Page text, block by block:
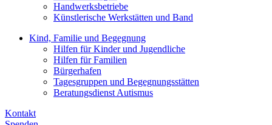
Handwerksbetriebe
Künstlerische Werkstätten und Band
Kind, Familie und Begegnung
Hilfen für Kinder und Jugendliche
Hilfen für Familien
Bürgerhafen
Tagesgruppen und Begegnungsstätten
Beratungsdienst Autismus
Kontakt